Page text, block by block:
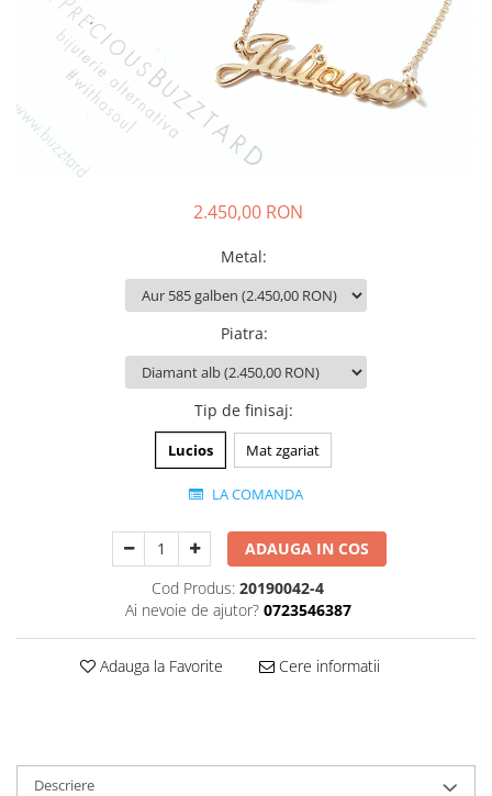
AN-TAN-TICHITAN
2.450,00 RON
Metal:
Piatra:
Tip de finisaj:
Lucios Mat zgariat
LA COMANDA
ADAUGA IN COS
Cod Produs: 20190042-4
Ai nevoie de ajutor? 0723546387
Adauga la Favorite Cere informatii
Descriere